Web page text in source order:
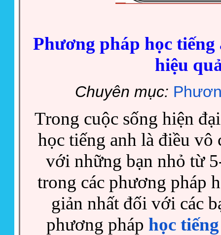
Phương pháp học
hiệu
Chuyên mục:
Trong cuộc sống hiện
học tiếng anh là điều vô
với những bạn nhỏ từ
trong các phương pháp
giản nhất đối với các
phương pháp học